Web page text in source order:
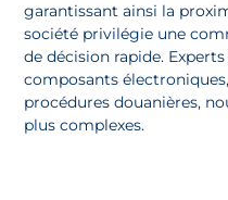
garantissant ainsi la
société privilégie une
de décision rapide.
composants
procédures douanières,
plus complexes.